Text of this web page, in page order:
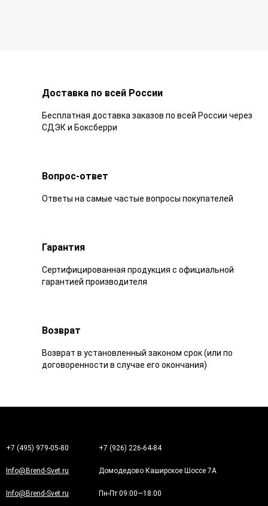
Доставка по всей России
Бесплатная доставка заказов по всей России через
СДЭК и Боксберри
Вопрос-ответ
Ответы на самые частые вопросы покупателей
Гарантия
Сертифицированная продукция с официальной
гарантией производителя
Возврат
Возврат в установленный законом срок (или по
договоренности в случае его окончания)
+7 (495) 979-05-80 +7 (926) 226-64-84
Info@Brend-Svet.ru Домодедово Каширское Шоссе 7А
Info@Brend-Svet.ru Пн-Пт 09:00—18:00